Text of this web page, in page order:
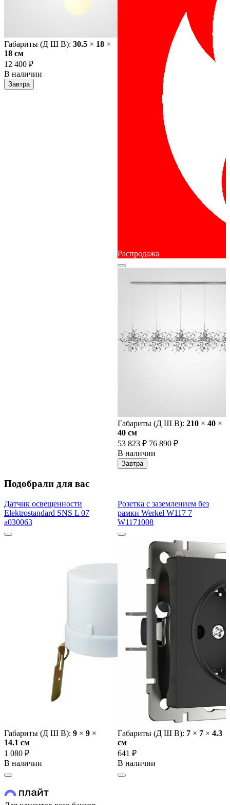
Габариты (Д Ш В): 30.5 × 18 ×
18 cм
12 400 ₽
В наличии
Завтра
Распродажа
Габариты (Д Ш В): 210 × 40 ×
40 cм
53 823 ₽ 76 890 ₽
В наличии
Завтра
Подобрали для вас
Датчик освещенности
Elektrostandard SNS L 07
a030063
Габариты (Д Ш В): 9 × 9 ×
14.1 cм
1 080 ₽
В наличии
Розетка с заземлением без
рамки Werkel W117 7
W1171008
Габариты (Д Ш В): 7 × 7 × 4.3
cм
641 ₽
В наличии